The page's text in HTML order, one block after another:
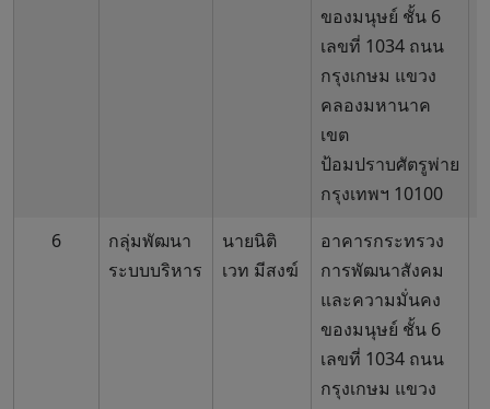
ของมนุษย์ ชั้น 6
เลขที่ 1034 ถนน
กรุงเกษม แขวง
คลองมหานาค
เขต
ป้อมปราบศัตรูพ่าย
กรุงเทพฯ 10100
6
กลุ่มพัฒนา
ระบบบริหาร
นายนิติ
เวท มีสงฆ์
อาคารกระทรวง
การพัฒนาสังคม
และความมั่นคง
ของมนุษย์ ชั้น 6
เลขที่ 1034 ถนน
กรุงเกษม แขวง